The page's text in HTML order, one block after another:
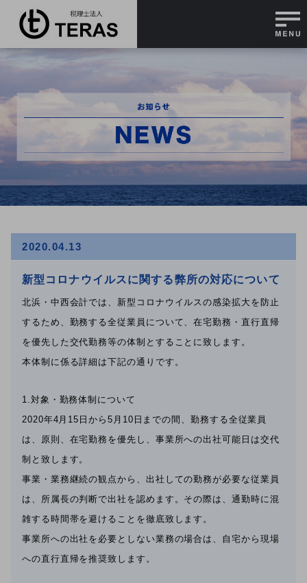
2020.04.13
新型コロナウイルスに関する弊所の対応について
北浜・中西会計では、新型コロナウイルスの感染拡大を防止
するため、勤務する全従業員について、在宅勤務・直行直帰
を優先した交代勤務等の体制とすることに致します。
本体制に係る詳細は下記の通りです。
1.対象・勤務体制について
2020年4月15日から5月10日までの間、勤務する全従業員
は、原則、在宅勤務を優先し、事業所への出社可能日は交代
制と致します。
事業・業務継続の観点から、出社しての勤務が必要な従業員
は、所属長の判断で出社を認めます。その際は、通勤時に混
雑する時間帯を避けることを徹底致します。
事業所への出社を必要としない業務の場合は、自宅から現場
への直行直帰を推奨致します。